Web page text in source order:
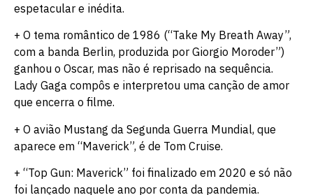
espetacular e inédita.
+ O tema romântico de 1986 (“Take My Breath Away”,
com a banda Berlin, produzida por Giorgio Moroder”)
ganhou o Oscar, mas não é reprisado na sequência.
Lady Gaga compôs e interpretou uma canção de amor
que encerra o filme.
+ O avião Mustang da Segunda Guerra Mundial, que
aparece em “Maverick”, é de Tom Cruise.
+ “Top Gun: Maverick” foi finalizado em 2020 e só não
foi lançado naquele ano por conta da pandemia.